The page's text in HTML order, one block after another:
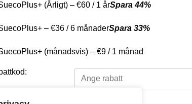
(Årligt) – €60 / 1 årSpara 44%
– €36 /6 månaderSpara 33%
(månadsvis) – €9 / 1 månad